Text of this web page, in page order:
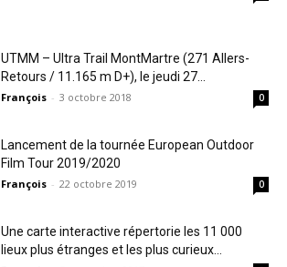
UTMM – Ultra Trail MontMartre (271 Allers-
Retours / 11.165 m D+), le jeudi 27...
François - 3 octobre 2018 0
Lancement de la tournée European Outdoor
Film Tour 2019/2020
François - 22 octobre 2019 0
Une carte interactive répertorie les 11 000
lieux plus étranges et les plus curieux...